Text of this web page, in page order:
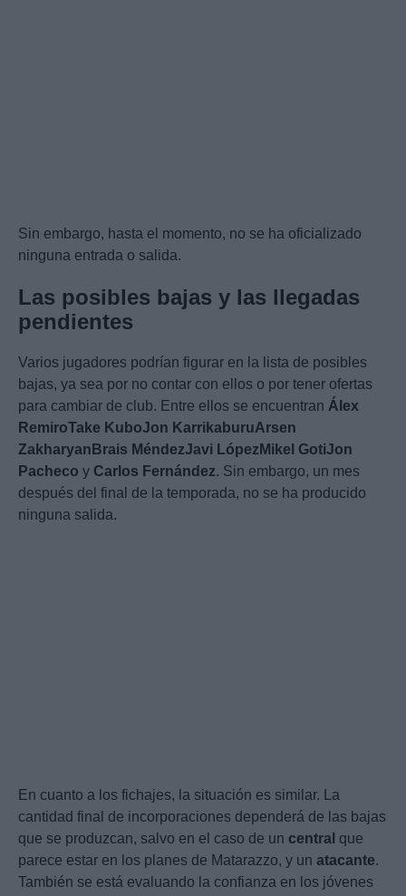
Sin embargo, hasta el momento, no se ha oficializado
ninguna entrada o salida.
Las posibles bajas y las llegadas
pendientes
Varios jugadores podrían figurar en la lista de posibles
bajas, ya sea por no contar con ellos o por tener ofertas
para cambiar de club. Entre ellos se encuentran Álex
RemiroTake KuboJon KarrikaburuArsen
Zakharyan Brais MéndezJavi López Mikel GotiJon
Pacheco y Carlos Fernández. Sin embargo, un mes
después del final de la temporada, no se ha producido
ninguna salida.
En cuanto a los fichajes, la situación es similar. La
cantidad final de incorporaciones dependerá de las bajas
que se produzcan, salvo en el caso de un central que
parece estar en los planes de Matarazzo, y un atacante.
También se está evaluando la confianza en los jóvenes